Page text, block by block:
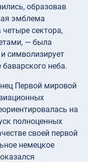
образовав
эмблема
сектора,
— была
символизирует
неба.
Первой мировой
на
полноценных
своей первой
немецкое